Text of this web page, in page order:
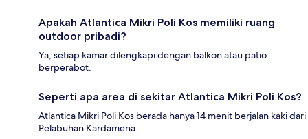
Apakah Atlantica Mikri Poli Kos memiliki ruang
outdoor pribadi?
Ya, setiap kamar dilengkapi dengan balkon atau patio
berperabot.
Seperti apa area di sekitar Atlantica Mikri Poli Kos?
Atlantica Mikri Poli Kos berada hanya 14 menit berjalan kaki dari
Pelabuhan Kardamena.